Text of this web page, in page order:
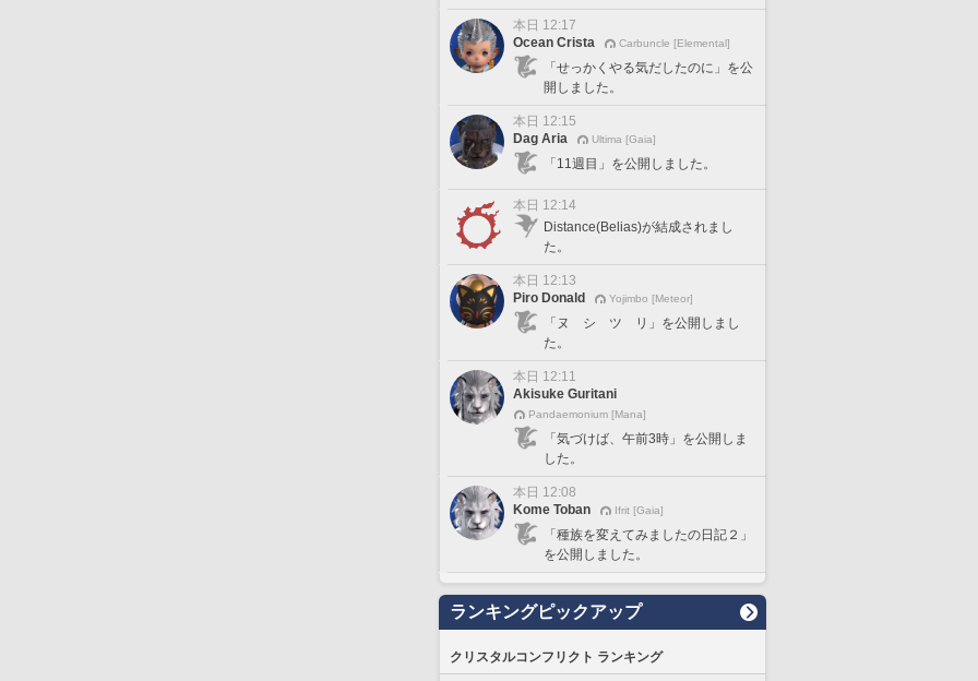
本日 12:17
Ocean Crista
Carbuncle [Elemental]
「せっかくやる気だしたのに」を公
開しました。
本日 12:15
Dag Aria
Ultima [Gaia]
「11週目」を公開しました。
本日 12:14
Distance(Belias)が結成されまし
た。
本日 12:13
Piro Donald
Yojimbo [Meteor]
「ヌ シ ツ リ」を公開しまし
た。
本日 12:11
Akisuke Guritani
Pandaemonium [Mana]
「気づけば、午前3時」を公開しま
した。
本日 12:08
Kome Toban
Ifrit [Gaia]
「種族を変えてみましたの日記２」
を公開しました。
ランキングピックアップ
クリスタルコンフリクト ランキング